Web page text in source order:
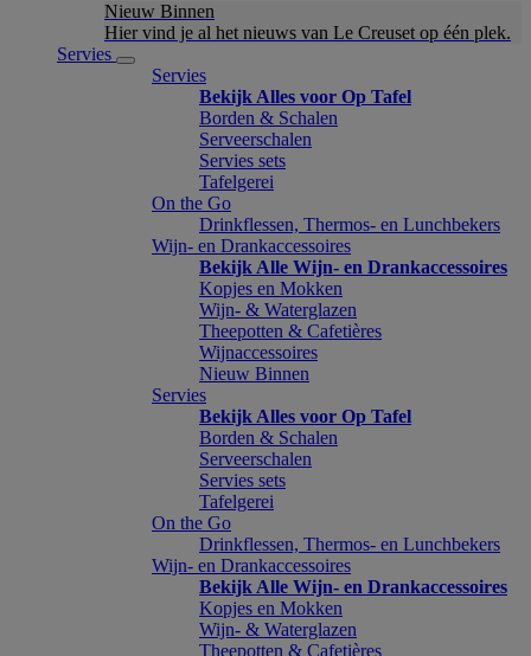
Nieuw Binnen
Hier vind je al het nieuws van Le Creuset op één plek.
Servies
Servies
Bekijk Alles voor Op Tafel
Borden & Schalen
Serveerschalen
Servies sets
Tafelgerei
On the Go
Drinkflessen, Thermos- en Lunchbekers
Wijn- en Drankaccessoires
Bekijk Alle Wijn- en Drankaccessoires
Kopjes en Mokken
Wijn- & Waterglazen
Theepotten & Cafetières
Wijnaccessoires
Nieuw Binnen
Servies
Bekijk Alles voor Op Tafel
Borden & Schalen
Serveerschalen
Servies sets
Tafelgerei
On the Go
Drinkflessen, Thermos- en Lunchbekers
Wijn- en Drankaccessoires
Bekijk Alle Wijn- en Drankaccessoires
Kopjes en Mokken
Wijn- & Waterglazen
Theepotten & Cafetières